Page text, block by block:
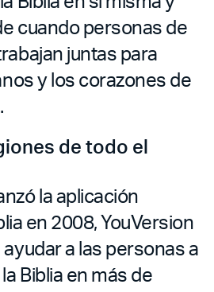
cuando personas de
juntas para
y los corazones de
de todo el
la aplicación
en 2008, YouVersion
a las personas a
Biblia en más de